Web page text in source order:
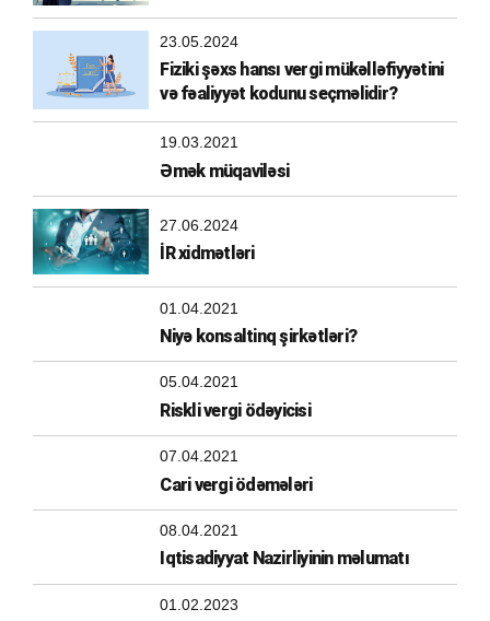
23.05.2024
Fiziki şəxs hansı vergi mükəlləfiyyətini
və fəaliyyət kodunu seçməlidir?
19.03.2021
Əmək müqaviləsi
27.06.2024
İR xidmətləri
01.04.2021
Niyə konsaltinq şirkətləri?
05.04.2021
Riskli vergi ödəyicisi
07.04.2021
Cari vergi ödəmələri
08.04.2021
Iqtisadiyyat Nazirliyinin məlumatı
01.02.2023